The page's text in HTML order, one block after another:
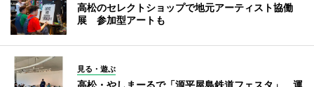
高松のセレクトショップで地元アーティスト協働
展 参加型アートも
見る・遊ぶ
高松・やしまーるで「源平屋島鉄道フェスタ」 運